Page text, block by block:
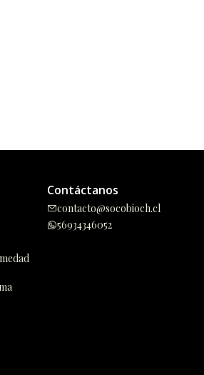
Contáctanos
contacto@socobioch.cl
56934346052